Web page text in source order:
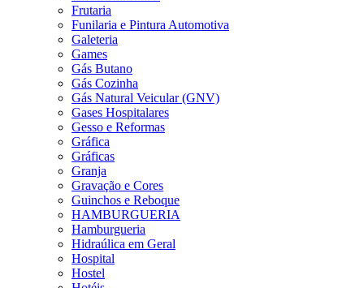
Frutaria
Funilaria e Pintura Automotiva
Galeteria
Games
Gás Butano
Gás Cozinha
Gás Natural Veicular (GNV)
Gases Hospitalares
Gesso e Reformas
Gráfica
Gráficas
Granja
Gravação e Cores
Guinchos e Reboque
HAMBURGUERIA
Hamburgueria
Hidraúlica em Geral
Hospital
Hostel